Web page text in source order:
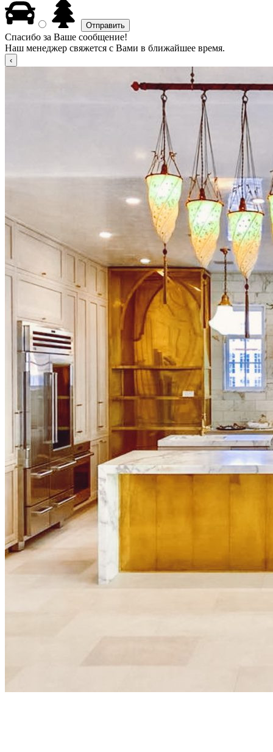
Спасибо за Ваше сообщение!
Наш менеджер свяжется с Вами в ближайшее время.